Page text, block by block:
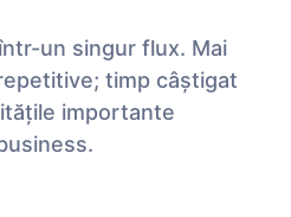
un singur flux. Mai
timp câștigat
importante